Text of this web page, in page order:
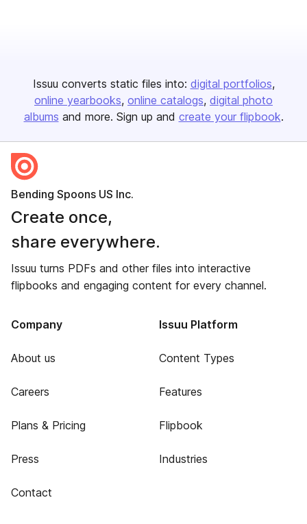
Issuu converts static files into: digital portfolios
online yearbooks online catalogs digital photo
albums and more. Sign up and create your flipbook.
Bending Spoons US Inc.
Create once,
share everywhere.
Issuu turns PDFs and other files into interactive
flipbooks and engaging content for every channel.
Company
About us
Careers
Plans & Pricing
Press
Contact
Issuu Platform
Content Types
Features
Flipbook
Industries